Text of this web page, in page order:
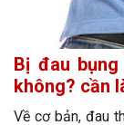
Bị đau
không? cần
Về cơ bản, đau